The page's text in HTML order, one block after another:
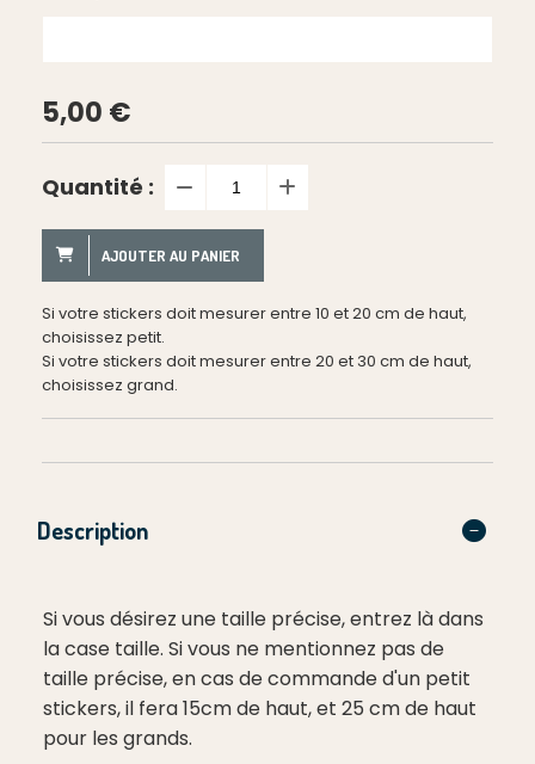
5,00 €
Quantité :
AJOUTER AU PANIER
Si votre stickers doit mesurer entre 10 et 20 cm de haut,
choisissez petit.
Si votre stickers doit mesurer entre 20 et 30 cm de haut,
choisissez grand.
Description
Si vous désirez une taille précise, entrez là dans
la case taille. Si vous ne mentionnez pas de
taille précise, en cas de commande d'un petit
stickers, il fera 15cm de haut, et 25 cm de haut
pour les grands.